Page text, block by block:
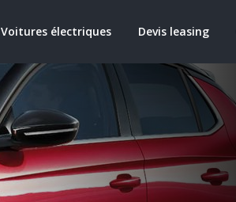
Voitures électriques Devis leasing